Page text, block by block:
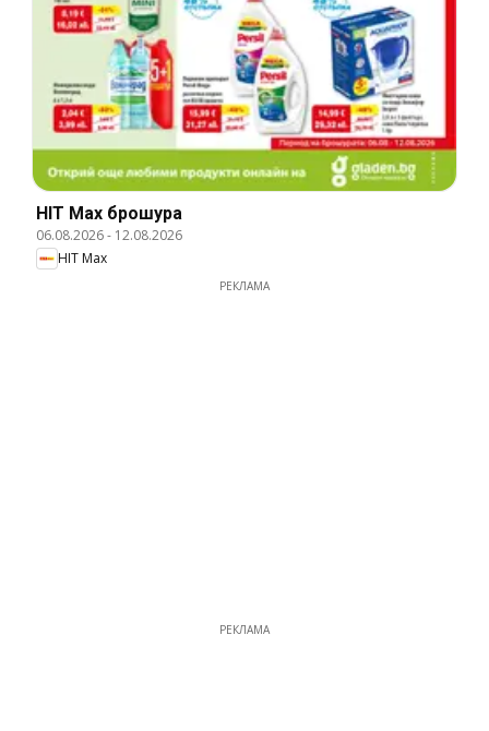
HIT Max брошура
06.08.2026- 12.08.2026
HIT Max
РЕКЛАМА
РЕКЛАМА